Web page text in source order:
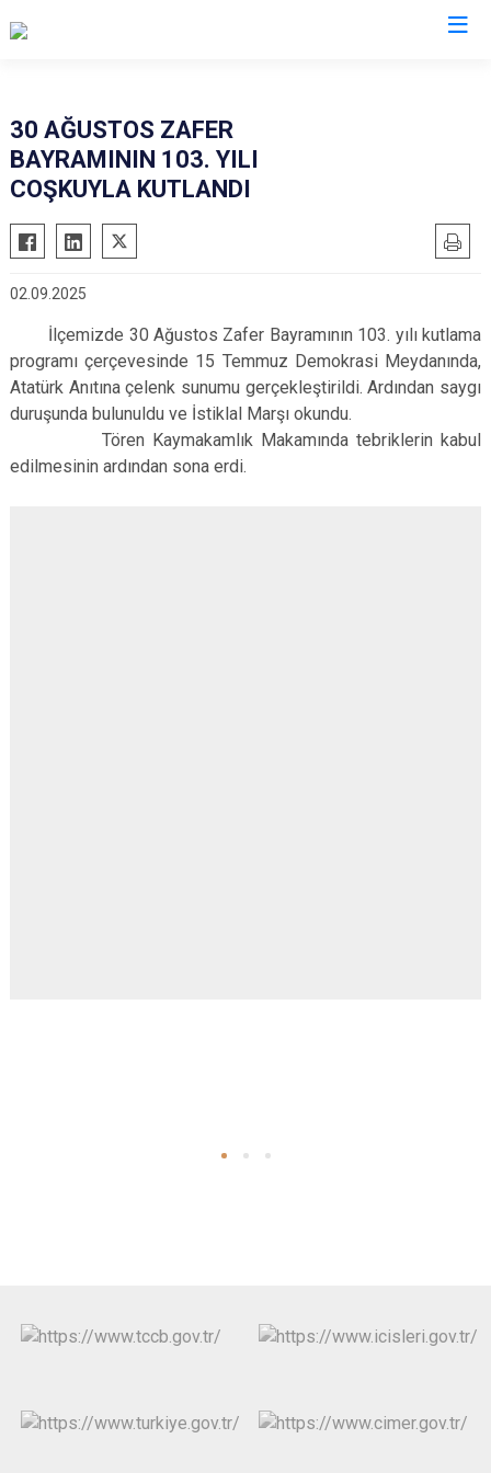
Tillo
Baykan
Eruh
30 AĞUSTOS ZAFER
BAYRAMININ 103. YILI
COŞKUYLA KUTLANDI
02.09.2025
İlçemizde 30 Ağustos Zafer Bayramının 103. yılı kutlama
programı çerçevesinde 15 Temmuz Demokrasi Meydanında,
Atatürk Anıtına çelenk sunumu gerçekleştirildi. Ardından saygı
duruşunda bulunuldu ve İstiklal Marşı okundu.
Tören Kaymakamlık Makamında tebriklerin kabul
edilmesinin ardından sona erdi.